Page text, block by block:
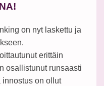
on nyt laskettu ja
erittäin
osallistunut runsaasti
innostus on ollut